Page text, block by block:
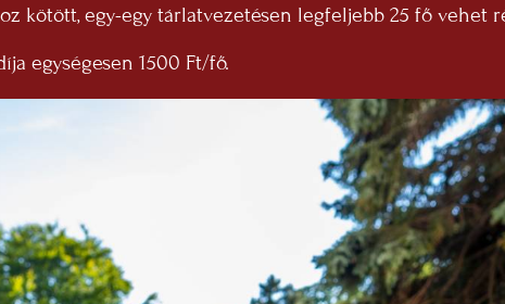
kötött, egy-egy tárlatvezetésen legfeljebb 25 fő vehet
egységesen 1500 Ft/fő.